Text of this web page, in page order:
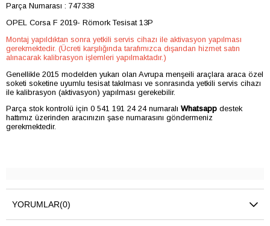
Parça Numarası : 747338
OPEL Corsa F 2019- Römork Tesisat 13P
Montaj yapıldıktan sonra yetkili servis cihazı ile aktivasyon yapılması
gerekmektedir. (Ücreti karşılığında tarafımızca dışarıdan hizmet satın
alınacarak kalibrasyon işlemleri yapılmaktadır.)
Genellikle 2015 modelden yukarı olan Avrupa menşeili araçlara araca özel
soketi soketine uyumlu tesisat takılması ve sonrasında yetkili servis cihazı
ile kalibrasyon (aktivasyon) yapılması gerekebilir.
Parça stok kontrolü için 0 541 191 24 24 numaralı Whatsapp destek
hattımız üzerinden aracınızın şase numarasını göndermeniz
gerekmektedir.
YORUMLAR(0)